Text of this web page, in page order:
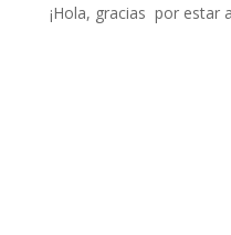
¡Hola, gracias por estar